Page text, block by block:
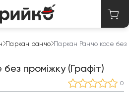
Паркан ранчо Паркан Ранчо косе без
проміжку (Графіт)
0